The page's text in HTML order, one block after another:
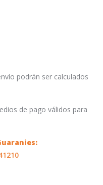
podrán ser calculados
de pago válidos para